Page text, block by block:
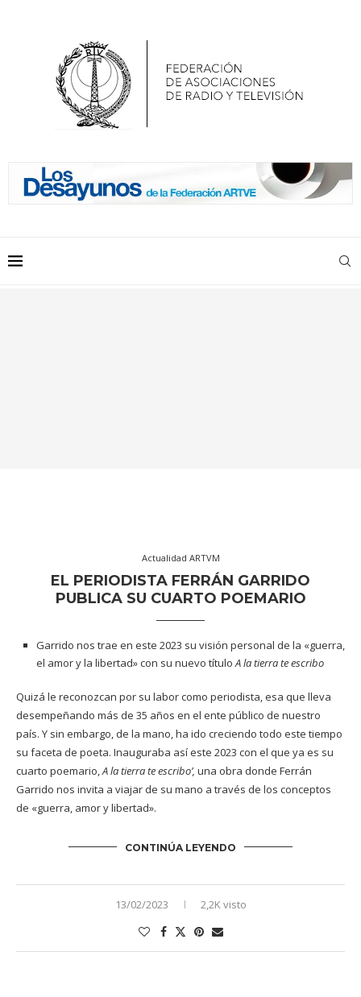
Actualidad ARTVM
EL PERIODISTA FERRÁN GARRIDO
PUBLICA SU CUARTO POEMARIO
Garrido nos trae en este 2023 su visión personal de la «guerra,
el amor y la libertad» con su nuevo títuloA la tierra te escribo
Quizá le reconozcan por su labor como periodista, esa que lleva
desempeñando más de 35 años en el ente público de nuestro
país. Y sin embargo, de la mano, ha ido creciendo todo este tiempo
su faceta de poeta. Inauguraba así este 2023 con el que ya es su
cuarto poemario,A la tierra te escribo’, una obra donde Ferrán
Garrido nos invita a viajar de su mano a través de los conceptos
de «guerra, amor y libertad».
CONTINÚA LEYENDO
13/02/2023 2,2K visto